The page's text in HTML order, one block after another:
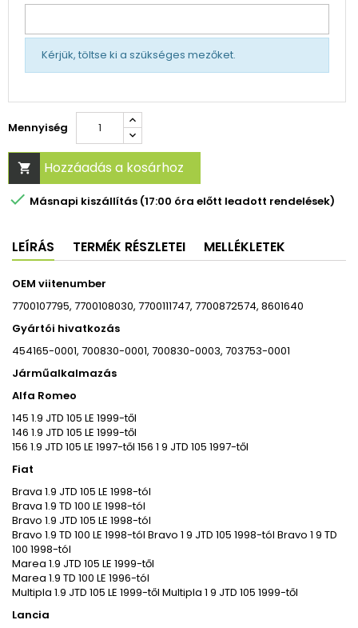
Kérjük, töltse ki a szükséges mezőket.
Mennyiség
 Hozzáadás a kosárhoz
 Másnapi kiszállítás (17:00 óra előtt leadott rendelések)
LEÍRÁS TERMÉK RÉSZLETEI MELLÉKLETEK
OEM viitenumber
7700107795, 7700108030, 7700111747, 7700872574, 8601640
Gyártói hivatkozás
454165-0001, 700830-0001, 700830-0003, 703753-0001
Járműalkalmazás
Alfa Romeo
145 1.9 JTD 105 LE 1999-től
146 1.9 JTD 105 LE 1999-től
156 1.9 JTD 105 LE 1997-től 156 1 9 JTD 105 1997-től
Fiat
Brava 1.9 JTD 105 LE 1998-tól
Brava 1.9 TD 100 LE 1998-tól
Bravo 1.9 JTD 105 LE 1998-tól
Bravo 1.9 TD 100 LE 1998-tól Bravo 1 9 JTD 105 1998-tól Bravo 1 9 TD
100 1998-tól
Marea 1.9 JTD 105 LE 1999-től
Marea 1.9 TD 100 LE 1996-tól
Multipla 1.9 JTD 105 LE 1999-től Multipla 1 9 JTD 105 1999-től
Lancia